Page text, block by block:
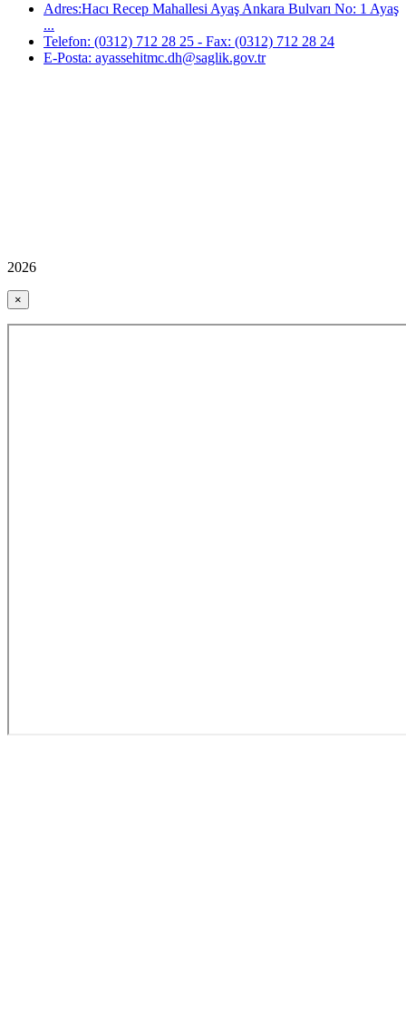
Adres:Hacı Recep Mahallesi Ayaş Ankara Bulvarı No: 1 Ayaş
...
Telefon: (0312) 712 28 25 - Fax: (0312) 712 28 24
E-Posta: ayassehitmc.dh@saglik.gov.tr
2026
×